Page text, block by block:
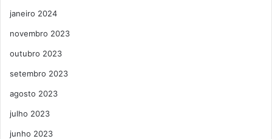
janeiro 2024
novembro 2023
outubro 2023
setembro 2023
agosto 2023
julho 2023
junho 2023